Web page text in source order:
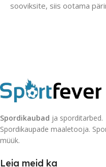
sooviksite, siis ootama
Spordikaubad ja sporditarbed.
Spordikaupade maaletooja.
müük.
Leia meid ka